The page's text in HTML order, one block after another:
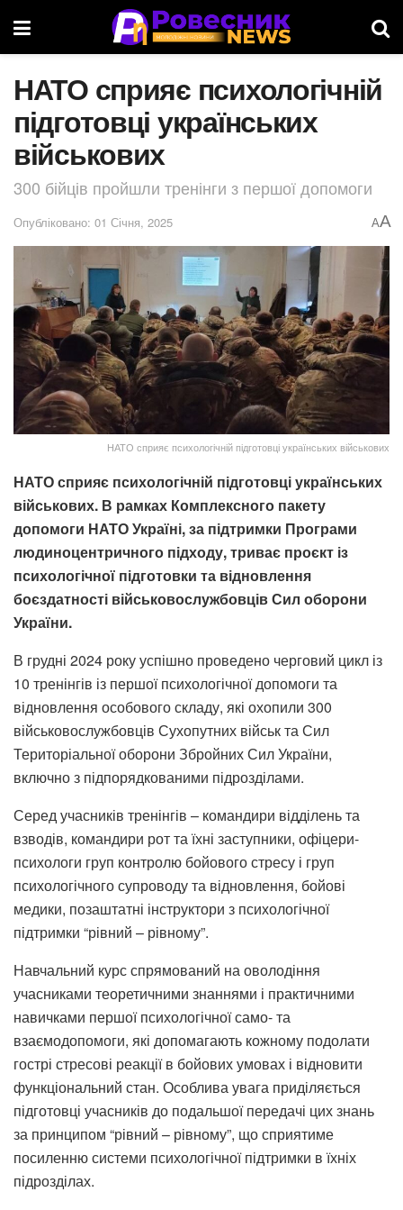
НАТО сприяє психологічній
підготовці українських
військових
300 бійців пройшли тренінги з першої допомоги
Опубліковано: 01 Січня, 2025 AA
НАТО сприяє психологічній підготовці українських військових
НАТО сприяє психологічній підготовці українських
військових. В рамках Комплексного пакету
допомоги НАТО Україні, за підтримки Програми
людиноцентричного підходу, триває проєкт із
психологічної підготовки та відновлення
боєздатності військовослужбовців Сил оборони
України.
В грудні 2024 року успішно проведено черговий цикл із
10 тренінгів із першої психологічної допомоги та
відновлення особового складу, які охопили 300
військовослужбовців Сухопутних військ та Сил
Територіальної оборони Збройних Сил України,
включно з підпорядкованими підрозділами.
Серед учасників тренінгів – командири відділень та
взводів, командири рот та їхні заступники, офіцери-
психологи груп контролю бойового стресу і груп
психологічного супроводу та відновлення, бойові
медики, позаштатні інструктори з психологічної
підтримки “рівний – рівному”.
Навчальний курс спрямований на оволодіння
учасниками теоретичними знаннями і практичними
навичками першої психологічної само- та
взаємодопомоги, які допомагають кожному подолати
гострі стресові реакції в бойових умовах і відновити
функціональний стан. Особлива увага приділяється
підготовці учасників до подальшої передачі цих знань
за принципом “рівний – рівному”, що сприятиме
посиленню системи психологічної підтримки в їхніх
підрозділах.